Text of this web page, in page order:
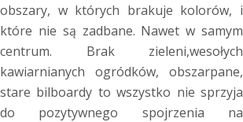
obszary, w których brakuje kolorów, i
które nie są zadbane. Nawet w samym
centrum. Brak zieleni,wesołych
kawiarnianych ogródków, obszarpane,
stare bilboardy to wszystko nie sprzyja
do pozytywnego spojrzenia na